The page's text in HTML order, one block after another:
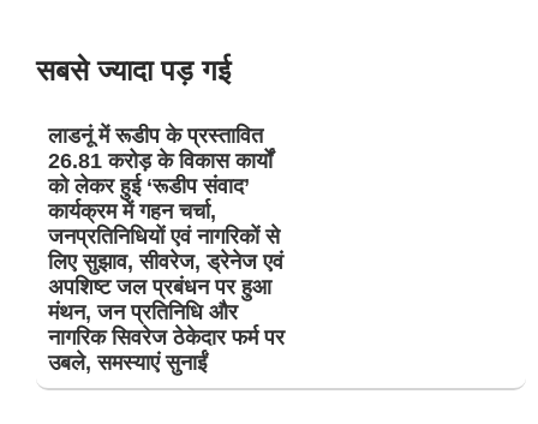
सबसे ज्यादा पड़ गई
लाडनूं में रूडीप के प्रस्तावित
26.81 करोड़ के विकास कार्यों
को लेकर हुई ‘रूडीप संवाद’
कार्यक्रम में गहन चर्चा,
जनप्रतिनिधियों एवं नागरिकों से
लिए सुझाव, सीवरेज, ड्रेनेज एवं
अपशिष्ट जल प्रबंधन पर हुआ
मंथन, जन प्रतिनिधि और
नागरिक सिवरेज ठेकेदार फर्म पर
उबले, समस्याएं सुनाईं